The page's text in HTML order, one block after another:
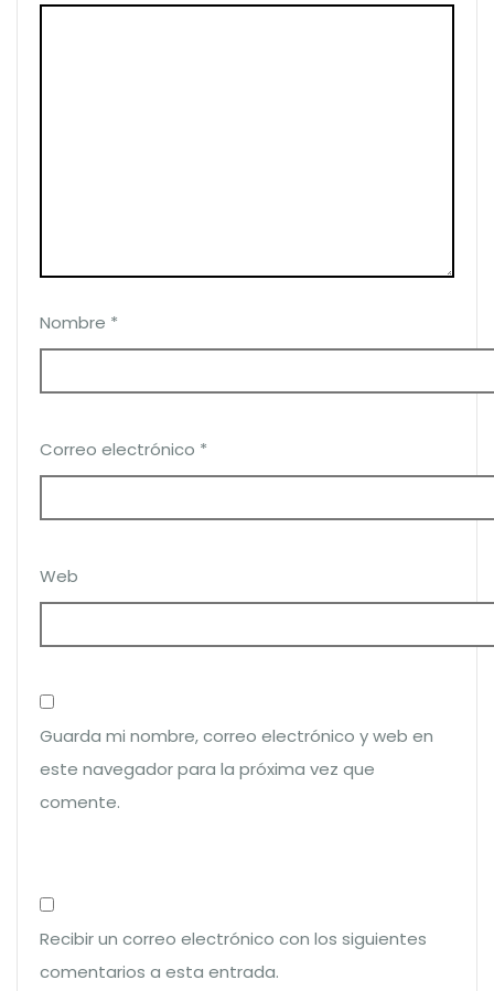
Nombre *
Correo electrónico *
Web
Guarda mi nombre, correo electrónico y web en
este navegador para la próxima vez que
comente.
Recibir un correo electrónico con los siguientes
comentarios a esta entrada.